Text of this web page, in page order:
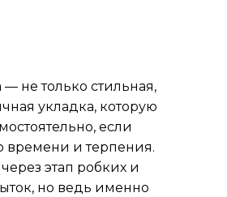
не только стильная,
укладка, которую
если
времени и терпения.
этап робких и
но ведь именно